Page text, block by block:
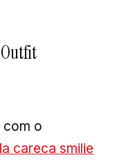
com o
careca smilie